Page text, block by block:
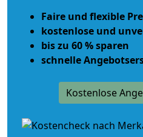
Faire und flexible
kostenlose und
bis zu 60 % sparen
schnelle
Kostenlose